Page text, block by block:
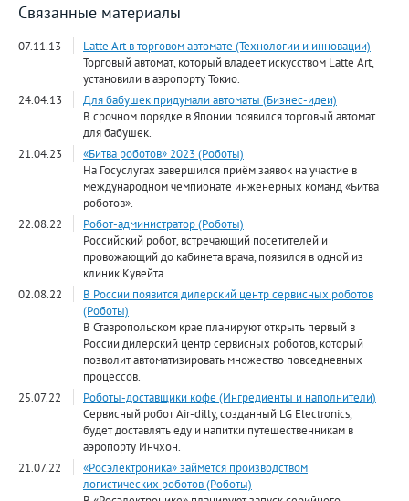
Связанные материалы
07.11.13
Latte Art в торговом автомате (Технологии и инновации)
Торговый автомат, который владеет искусством Latte Art,
установили в аэропорту Токио.
24.04.13
Для бабушек придумали автоматы (Бизнес-идеи)
В срочном порядке в Японии появился торговый автомат
для бабушек.
21.04.23
«Битва роботов» 2023 (Роботы)
На Госуслугах завершился приём заявок на участие в
международном чемпионате инженерных команд «Битва
роботов».
22.08.22
Робот-администратор (Роботы)
Российский робот, встречающий посетителей и
провожающий до кабинета врача, появился в одной из
клиник Кувейта.
02.08.22
В России появится дилерский центр сервисных роботов
(Роботы)
В Ставропольском крае планируют открыть первый в
России дилерский центр сервисных роботов, который
позволит автоматизировать множество повседневных
процессов.
25.07.22
Роботы-доставщики кофе (Ингредиенты и наполнители)
Сервисный робот Air-dilly, созданный LG Electronics,
будет доставлять еду и напитки путешественникам в
аэропорту Инчхон.
21.07.22
«Росэлектроника» займется производством
логистических роботов (Роботы)